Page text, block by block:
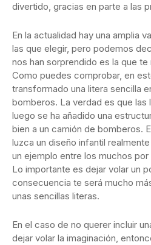
divertido, gracias en parte a las
En la actualidad hay una amplia
las que elegir, pero podemos
nos han sorprendido es la que
Como puedes comprobar, en
transformado una litera sencilla
bomberos. La verdad es que las
luego se ha añadido una
bien a un camión de bomberos.
luzca un diseño infantil
un ejemplo entre los muchos
Lo importante es dejar volar un
consecuencia te será mucho
unas sencillas literas.
En el caso de no querer incluir
dejar volar la imaginación,